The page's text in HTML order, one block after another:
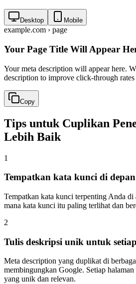
Desktop Mobile
example.com › page
Your Page Title Will Appear
Your meta description will appear here.
description to improve click-through rates
Copy
Tips untuk Cuplikan
Lebih Baik
1
Tempatkan kata kunci di depan
Tempatkan kata kunci terpenting Anda
mana kata kunci itu paling terlihat dan
2
Tulis deskripsi unik untuk
Meta description yang duplikat di
membingungkan Google. Setiap
yang unik dan relevan.